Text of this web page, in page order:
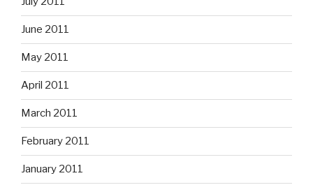
June 2011
May 2011
April 2011
March 2011
February 2011
January 2011